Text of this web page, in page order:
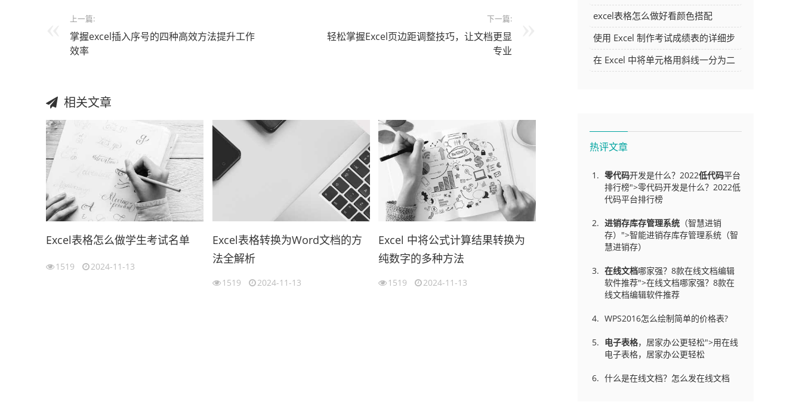
上一篇:
掌握excel插入序号的四种高效方法提升工作
效率
下一篇:
轻松掌握Excel页边距调整技巧，让文档更显
专业
相关文章
Excel表格怎么做学生考试名单
1519 2024-11-13
Excel表格转换为Word文档的方
法全解析
1519 2024-11-13
Excel 中将公式计算结果转换为
纯数字的多种方法
1519 2024-11-13
面指南
excel表格怎么做好看颜色搭配
使用 Excel 制作考试成绩表的详细步
骤及技巧
在 Excel 中将单元格用斜线一分为二
热评文章
零代码开发是什么？2022低代码平台
排行榜">零代码开发是什么？2022低
代码平台排行榜
进销存库存管理系统 （智慧进销
存）">智能进销存库存管理系统（智
慧进销存）
在线文档哪家强？8款在线文档编辑
软件推荐">在线文档哪家强？8款在
线文档编辑软件推荐
WPS2016怎么绘制简单的价格表?
电子表格，居家办公更轻松">用在线
电子表格，居家办公更轻松
什么是在线文档？怎么发在线文档